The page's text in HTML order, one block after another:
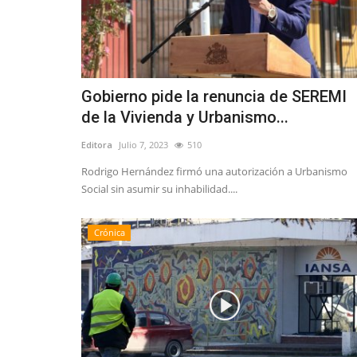
Gobierno pide la renuncia de SEREMI
de la Vivienda y Urbanismo...
Editora Julio 7, 2023 510
Rodrigo Hernández firmó una autorización a Urbanismo
Social sin asumir su inhabilidad....
Crónica
Tribunales
Corte de Apelaciones de Talca
Editora
Comienza el proceso para reemplazar al fiscal
Contardo